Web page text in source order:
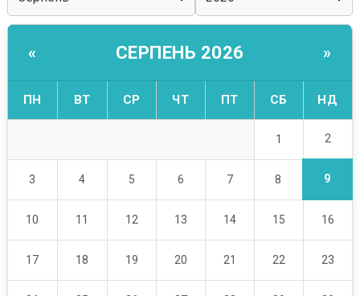
« СЕРПЕНЬ 2026 »
ПН ВТ СР ЧТ ПТ СБ НД
1 2
3 4 5 6 7 8 9
10 11 12 13 14 15 16
17 18 19 20 21 22 23